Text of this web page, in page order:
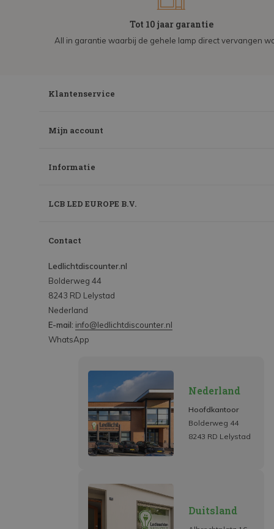
Tot 10 jaar garantie
All in garantie waarbij de gehele lamp direct vervangen
Klantenservice
Mijn account
Informatie
LCB LED EUROPE B.V.
Contact
Ledlichtdiscounter.nl
Bolderweg 44
8243 RD Lelystad
Nederland
E-mail: info@ledlichtdiscounter.nl
WhatsApp
Nederland
Hoofdkantoor
Bolderweg 44
8243 RD Lelystad
Duitsland